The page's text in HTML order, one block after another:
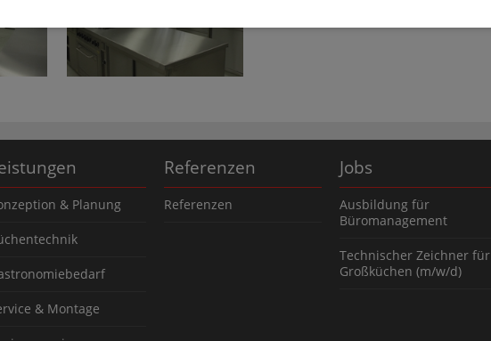
& Planung
& Montage
Referenzen
Referenzen
Jobs
Ausbildung für
Büromanagement
Technischer Zeichner für
Großküchen (m/w/d)